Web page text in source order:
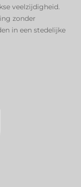
veelzijdigheid.
zonder
in een stedelijke